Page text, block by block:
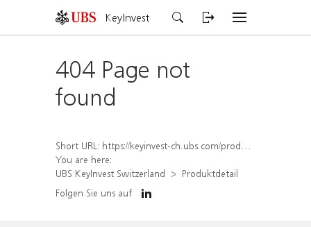
KeyInvest
404 Page not
found
Short URL: https://keyinvest-ch.ubs.com/produkt/detail/index/isin/CH1558308578
You are here:
UBS KeyInvest Switzerland
Produktdetail
Folgen Sie uns auf